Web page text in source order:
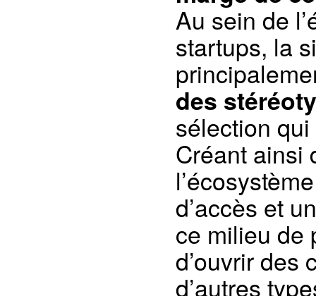
Au sein de
startups, la
des
sélection
Créant ainsi
d’accès et
ce milieu
d’ouvrir des
d’autres